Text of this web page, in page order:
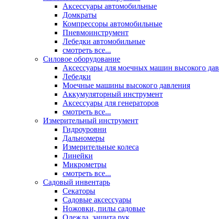
Аксессуары автомобильные
Домкраты
Компрессоры автомобильные
Пневмоинструмент
Лебедки автомобильные
смотреть все...
Силовое оборудование
Аксессуары для моечных машин высокого
Лебедки
Моечные машины высокого давления
Аккумуляторный инструмент
Аксессуары для генераторов
смотреть все...
Измерительный инструмент
Гидроуровни
Дальномеры
Измерительные колеса
Линейки
Микрометры
смотреть все...
Садовый инвентарь
Секаторы
Садовые аксессуары
Ножовки, пилы садовые
Одежда, защита рук